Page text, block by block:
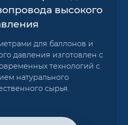
высокого
для баллонов и
давления изготовлен с
технологий с
натурального
сырья.